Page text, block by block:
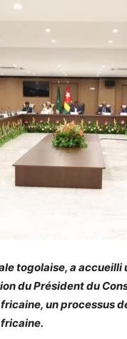
togolaise, a accueilli
du Président du
un processus